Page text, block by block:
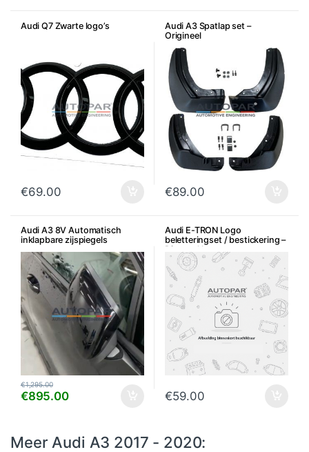
Audi Q7 Zwarte logo’s
€69.00
Audi A3 Spatlap set –
Origineel
€89.00
Audi A3 8V Automatisch
inklapbare zijspiegels
€895.00
€1,295.00
Audi E-TRON Logo
beletteringset / bestickering –
Diverse kleuren
€59.00
Meer Audi A3 2017 - 2020: